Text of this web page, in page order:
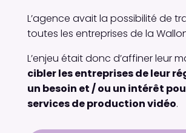
L’agence avait la possibilité de
toutes les entreprises de la
L’enjeu était donc d’affiner leur
cibler les entreprises de leur
un besoin et / ou un intérêt
services de production vidéo.